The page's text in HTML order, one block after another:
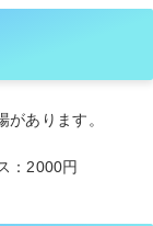
あります。
：2000円